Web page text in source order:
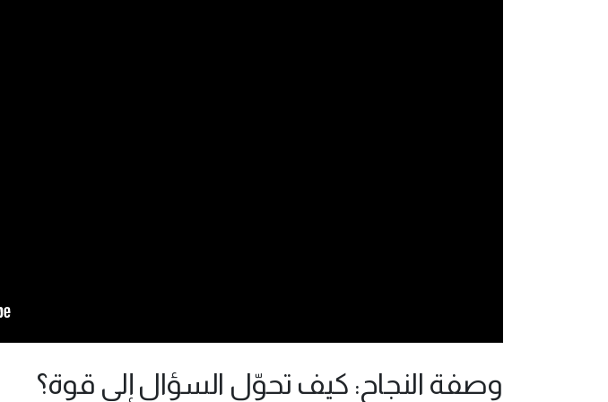
وصفة النجاح: كيف تحوّل السؤال إلى قوة؟